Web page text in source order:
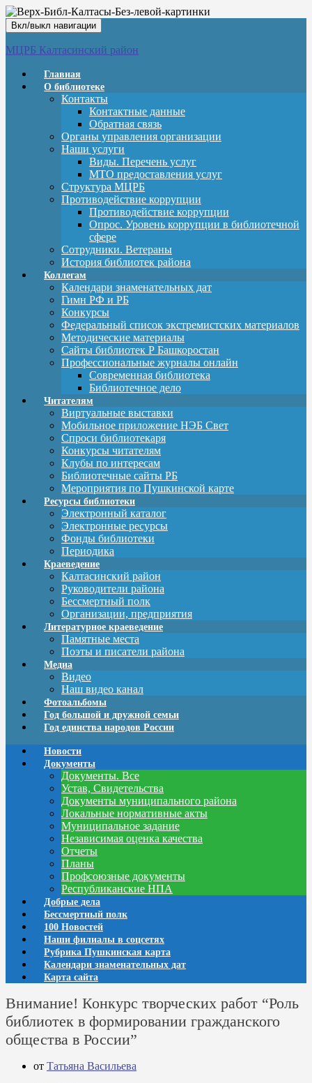
Вкл/выкл навигации
МЦРБ Калтасинский район
Главная
О библиотеке
Контакты
Контактные данные
Обратная связь
Органы управления организации
Наши услуги
Виды. Перечень услуг
МТО предоставления услуг
Структура МЦРБ
Противодействие коррупции
Противодействие коррупции
Опрос. Уровень коррупции в библиотечной
сфере
Сотрудники. Ветераны
История библиотек района
Коллегам
Календари знаменательных дат
Гимн РФ и РБ
Конкурсы
Федеральный список экстремистских материалов
Методические материалы
Сайты библиотек Р Башкоростан
Профессиональные журналы онлайн
Современная библиотека
Библиотечное дело
Читателям
Виртуальные выставки
Мобильное приложение НЭБ Свет
Спроси библиотекаря
Конкурсы читателям
Клубы по интересам
Библиотечные сайты РБ
Мероприятия по Пушкинской карте
Ресурсы библиотеки
Электронный каталог
Электронные ресурсы
Фонды библиотеки
Периодика
Краеведение
Калтасинский район
Руководители района
Бессмертный полк
Организации, предприятия
Литературное краеведение
Памятные места
Поэты и писатели района
Медиа
Видео
Наш видео канал
Фотоальбомы
Год большой и дружной семьи
Год единства народов России
Новости
Документы
Документы. Все
Устав, Свидетельства
Документы муниципального района
Локальные нормативные акты
Муниципальное задание
Независимая оценка качества
Отчеты
Планы
Профсоюзные документы
Республиканские НПА
Добрые дела
Бессмертный полк
100 Новостей
Наши филиалы в соцсетях
Рубрика Пушкинская карта
Календари знаменательных дат
Карта сайта
Внимание! Конкурс творческих работ “Роль
библиотек в формировании гражданского
общества в России”
от Татьяна Васильева